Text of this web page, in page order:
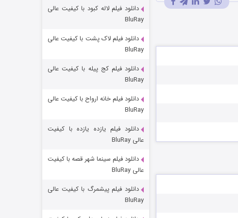
خاندان اژدها فصل ۳
دانلود فیلم لاله کبود با کیفیت عالی
BluRay
دانلود فیلم لاک پشت با کیفیت عالی
BluRay
دانلود فیلم کج‌ پیله با کیفیت عالی
BluRay
دانلود فیلم خانه ارواح با کیفیت عالی
BluRay
دانلود فیلم یازده یازده با کیفیت
عالی BluRay
دانلود فیلم سینما شهر قصه با کیفیت
عالی BluRay
دانلود فیلم پیشمرگ با کیفیت عالی
BluRay